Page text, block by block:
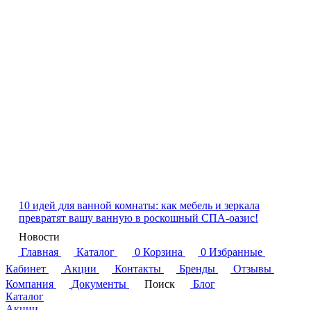
10 идей для ванной комнаты: как мебель и зеркала
превратят вашу ванную в роскошный СПА-оазис!
Новости
Главная
Каталог 0 Корзина 0 Избранные
Кабинет
Акции Контакты Бренды
Отзывы
Компания
Документы Поиск
Блог
Каталог